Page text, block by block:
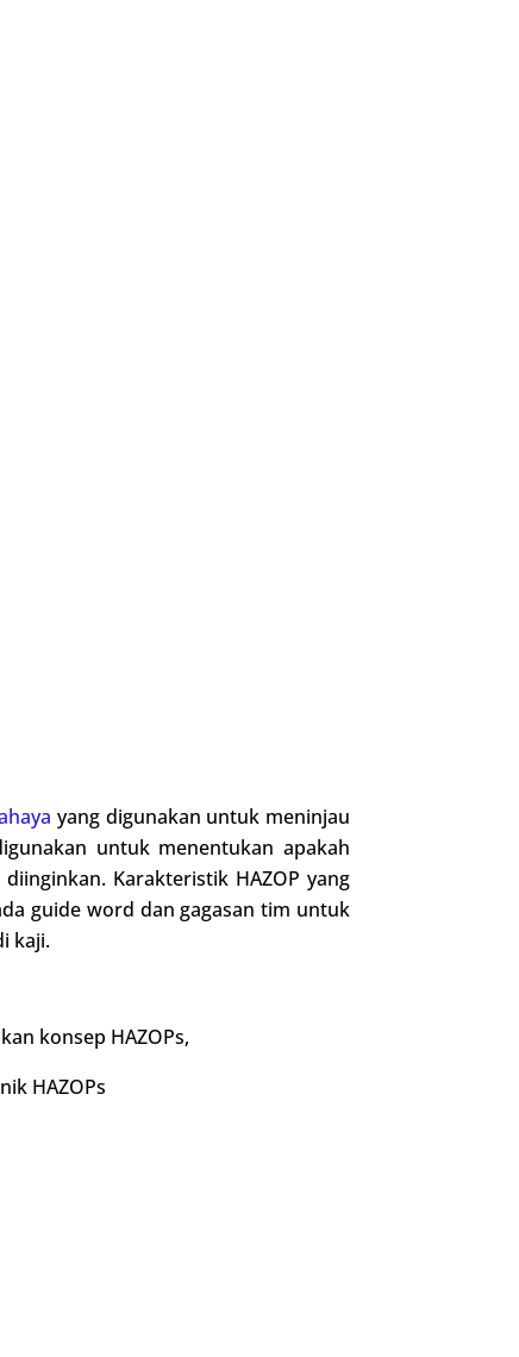
yang digunakan untuk meninjau
untuk menentukan apakah
Karakteristik HAZOP yang
guide word dan gagasan tim untuk
kaji.
konsep HAZOPs,
HAZOPs